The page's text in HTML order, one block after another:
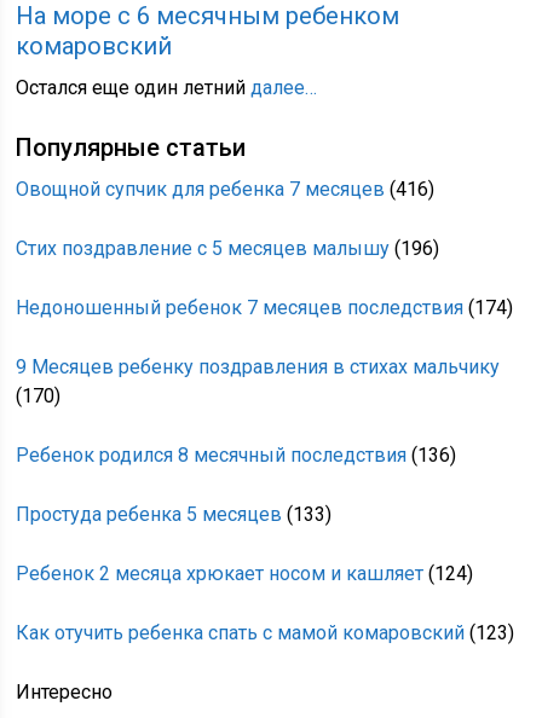
На море с 6 месячным ребенком
комаровский
Остался еще один летнийдалее…
Популярные статьи
Овощной супчик для ребенка 7 месяцев (416)
Стих поздравление с 5 месяцев малышу (196)
Недоношенный ребенок 7 месяцев последствия (174)
9 Месяцев ребенку поздравления в стихах мальчику
(170)
Ребенок родился 8 месячный последствия (136)
Простуда ребенка 5 месяцев (133)
Ребенок 2 месяца хрюкает носом и кашляет (124)
Как отучить ребенка спать с мамой комаровский (123)
Интересно